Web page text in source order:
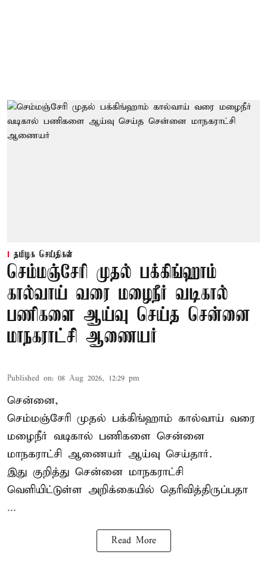
தமிழக செய்திகள்
செம்மஞ்சேரி முதல் பக்கிங்ஹாம்
கால்வாய் வரை மழைநீர் வடிகால்
பணிகளை ஆய்வு செய்த சென்னை
மாநகராட்சி ஆணையர்
Published on: 08 Aug 2026, 12:29 pm
சென்னை,
செம்மஞ்சேரி முதல் பக்கிங்ஹாம் கால்வாய் வரை
மழைநீர் வடிகால் பணிகளை சென்னை
மாநகராட்சி ஆணையர் ஆய்வு செய்தார்.
இது குறித்து சென்னை மாநகராட்சி
வெளியிட்டுள்ள அறிக்கையில் தெரிவித்திருப்பதா
...
Read More